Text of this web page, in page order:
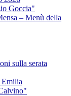
Goccia"
– Menù della
sulla serata